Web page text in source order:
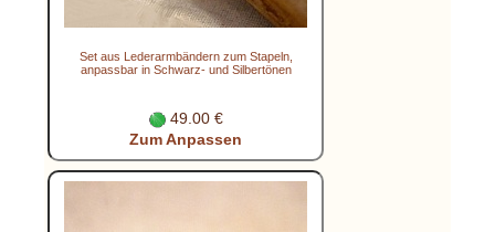
Set aus Lederarmbändern zum Stapeln,
anpassbar in Schwarz- und Silbertönen
49.00 €
Zum Anpassen